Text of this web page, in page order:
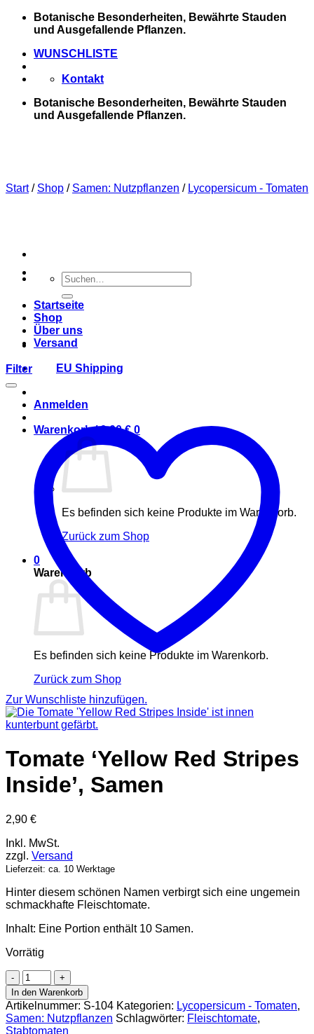
Zum
Botanische Besonderheiten, Bewährte Stauden
und Ausgefallende Pflanzen.
WUNSCHLISTE
Kontakt
Botanische Besonderheiten, Bewährte Stauden
und Ausgefallende Pflanzen.
Suchen
nach:
Startseite
Shop
Über uns
Versand
EU Shipping
Anmelden
Warenkorb /0,00€ 0
Es befinden sich keine Produkte im Warenkorb.
Zurück zum Shop
0
Warenkorb
Es befinden sich keine Produkte im Warenkorb.
Zurück zum Shop
Start / Shop / Samen: Nutzpflanzen / Lycopersicum - Tomaten
Filter
Zur Wunschliste hinzufügen.
Tomate ‘Yellow Red Stripes
Inside’, Samen
2,90 €
Inkl. MwSt.
zzgl. Versand
Lieferzeit: ca. 10 Werktage
Hinter diesem schönen Namen verbirgt sich eine ungemein
schmackhafte Fleischtomate.
Inhalt: Eine Portion enthält 10 Samen.
Vorrätig
Tomate
'Yellow
Red
Stripes
Inside',
In den Warenkorb
Artikelnummer: S-104 Kategorien: Lycopersicum - Tomaten,
Samen: Nutzpflanzen Schlagwörter: Fleischtomate,
Stabtomaten